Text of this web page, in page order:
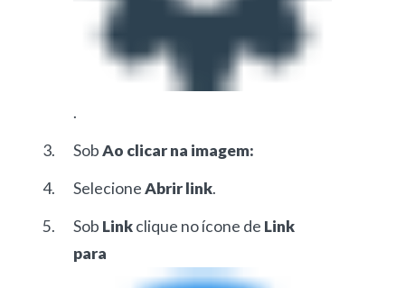
.
SobAo clicar na imagem:
SelecioneAbrir link.
Sob Linkclique no ícone de Link
para